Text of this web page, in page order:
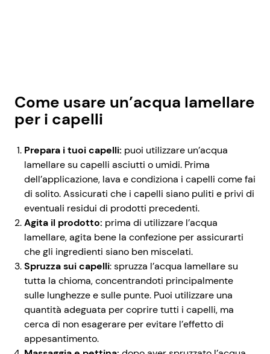
Come usare un’acqua lamellare
per i capelli
Prepara i tuoi capelli: puoi utilizzare un’acqua
lamellare su capelli asciutti o umidi. Prima
dell’applicazione, lava e condiziona i capelli come fai
di solito. Assicurati che i capelli siano puliti e privi di
eventuali residui di prodotti precedenti.
Agita il prodotto: prima di utilizzare l’acqua
lamellare, agita bene la confezione per assicurarti
che gli ingredienti siano ben miscelati.
Spruzza sui capelli: spruzza l’acqua lamellare su
tutta la chioma, concentrandoti principalmente
sulle lunghezze e sulle punte. Puoi utilizzare una
quantità adeguata per coprire tutti i capelli, ma
cerca di non esagerare per evitare l’effetto di
appesantimento.